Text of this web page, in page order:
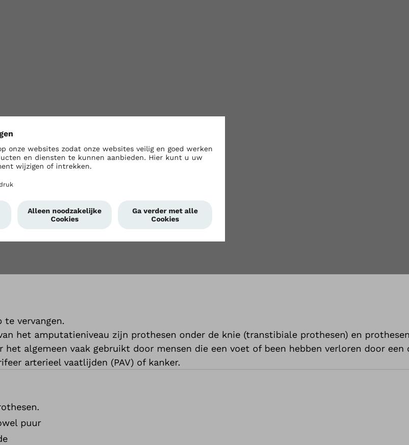
vervangen.
het amputatieniveau zijn prothesen onder de knie (transtibiale prothesen) en
algemeen vaak gebruikt door mensen die een voet of been hebben verloren door een
arterieel vaatlijden (PAV) of kanker.
puur